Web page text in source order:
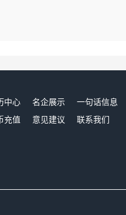
中心 名企展示 一句话信息
充值 意见建议 联系我们